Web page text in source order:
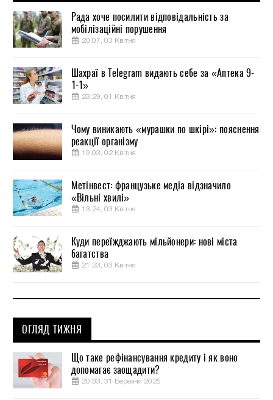
Рада хоче посилити відповідальність за
мобілізаційні порушення
20:07, 03 Квітня
Шахраї в Telegram видають себе за «Аптека 9-
1-1»
23:29, 01 Квітня
Чому виникають «мурашки по шкірі»: пояснення
реакції організму
19:03, 02 Квітня
Метінвест: французьке медіа відзначило
«Вільні хвилі»
13:24, 03 Квітня
Куди переїжджають мільйонери: нові міста
багатства
21:23, 03 Квітня
ОГЛЯД ТИЖНЯ
Що таке рефінансування кредиту і як воно
допомагає заощадити?
20:33, 31 Березня 2025